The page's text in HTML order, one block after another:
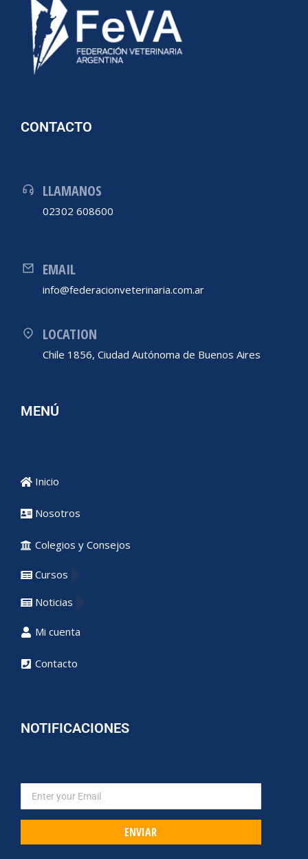
CONTACTO
LLAMANOS
02302 608600
EMAIL
info@federacionveterinaria.com.ar
LOCATION
Chile 1856, Ciudad Autónoma de Buenos Aires
MENÚ
Inicio
Nosotros
Colegios y Consejos
Cursos
Noticias
Mi cuenta
Contacto
NOTIFICACIONES
ENVIAR